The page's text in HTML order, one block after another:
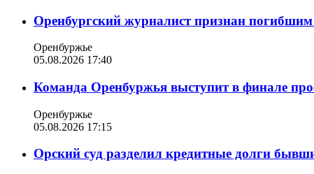
Оренбургский журналист признан
Оренбуржье
05.08.2026 17:40
Команда Оренбуржья выступит в финале
Оренбуржье
05.08.2026 17:15
Орский суд разделил кредитные долги